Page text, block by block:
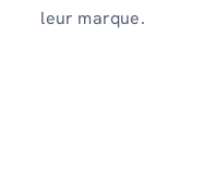
leur marque.